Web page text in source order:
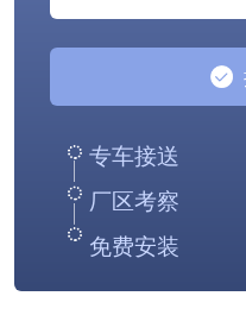
专车接送
厂区考察
免费安装